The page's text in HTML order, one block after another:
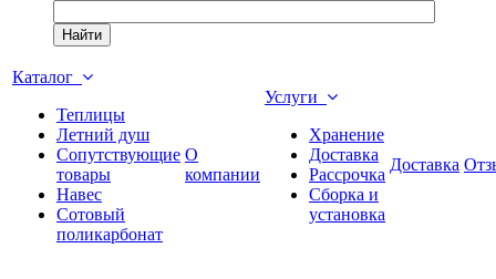
Найти
Каталог
Теплицы
Летний душ
Сопутствующие
товары
Навес
Сотовый
поликарбонат
О
компании
Услуги
Хранение
Доставка
Рассрочка
Сборка и
установка
Доставка